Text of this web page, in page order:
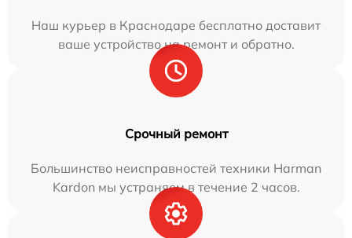
Наш курьер в Краснодаре бесплатно доставит
ваше устройство на ремонт и обратно.
Срочный ремонт
Большинство неисправностей техники Harman
Kardon мы устраняем в течение 2 часов.